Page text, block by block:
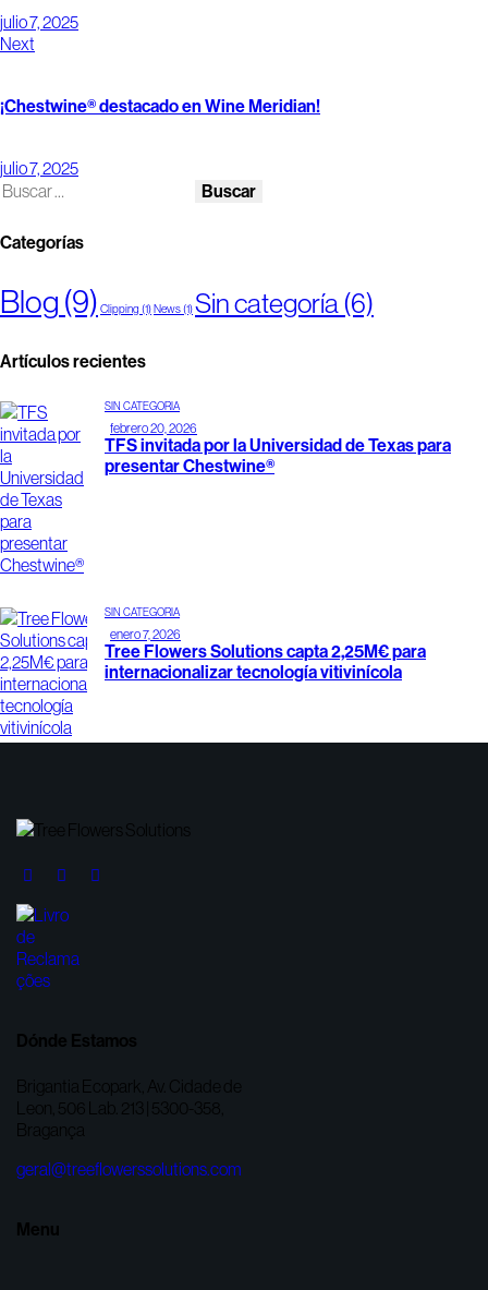
julio 7, 2025
Next
¡Chestwine® destacado en Wine Meridian!
julio 7, 2025
Categorías
Blog(9) Clipping (1)News(1)Sin categoría(6)
Artículos recientes
SIN CATEGORÍA
febrero 20, 2026
TFS invitada por la Universidad de Texas para
presentar Chestwine®
SIN CATEGORÍA
enero 7, 2026
Tree Flowers Solutions capta 2,25M€ para
internacionalizar tecnología vitivinícola
Dónde Estamos
Brigantia Ecopark, Av. Cidade de
Leon, 506 Lab. 213 | 5300-358,
Bragança
geral@treeflowerssolutions.com
Menu